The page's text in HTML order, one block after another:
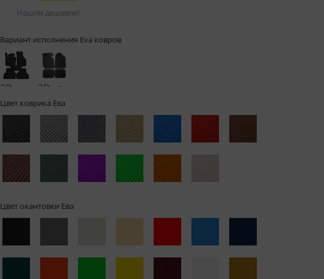
Нашли дешевле?
Вариант исполнения Eva ковров
2D -
без
бортов
3D - с
бортами
Цвет коврика Ева
Цвет окантовки Ева